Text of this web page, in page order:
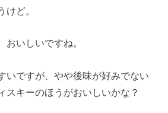
けど。
おいしいですね。
いですが、やや後味が好みでない
スキーのほうがおいしいかな？